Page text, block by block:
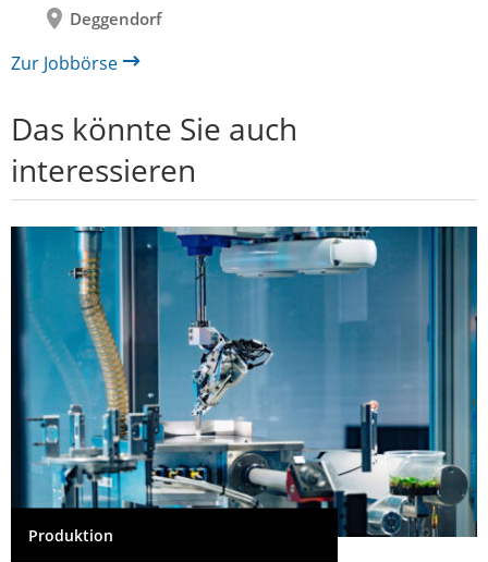
Deggendorf
Zur Jobbörse
Das könnte Sie auch
interessieren
Produktion